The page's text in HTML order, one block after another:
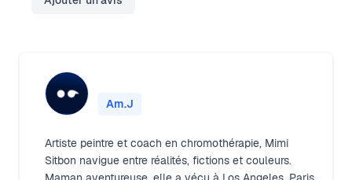
Am.J
Artiste peintre et coach en chromothérapie, Mimi
Sitbon navigue entre réalités, fictions et couleurs.